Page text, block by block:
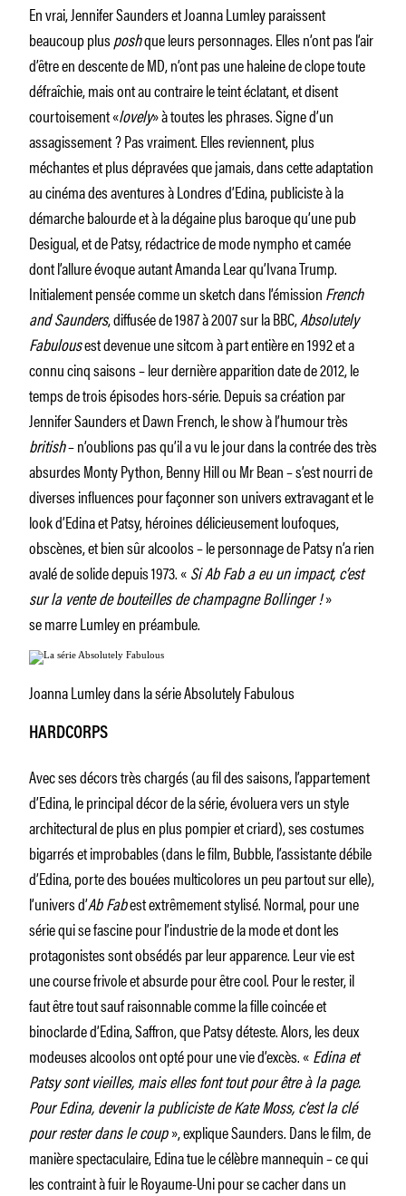
En vrai, Jennifer Saunders et Joanna Lumley paraissent
beaucoup plusposhque leurs personnages. Elles n’ont pas l’air
d’être en descente de MD, n’ont pas une haleine de clope toute
défraîchie, mais ont au contraire le teint éclatant, et disent
courtoisement «lovely» à toutes les phrases. Signe d’un
assagissement ? Pas vraiment. Elles reviennent, plus
méchantes et plus dépravées que jamais, dans cette adaptation
au cinéma des aventures à Londres d’Edina, publiciste à la
démarche balourde et à la dégaine plus baroque qu’une pub
Desigual, et de Patsy, rédactrice de mode nympho et camée
dont l’allure évoque autant Amanda Lear qu’Ivana Trump.
Initialement pensée comme un sketch dans l’émissionFrench
and Saunders, diffusée de 1987 à 2007 sur la BBC,Absolutely
Fabulousest devenue une sitcom à part entière en 1992 et a
connu cinq saisons – leur dernière apparition date de 2012, le
temps de trois épisodes hors-série. Depuis sa création par
Jennifer Saunders et Dawn French, le show à l’humour très
british– n’oublions pas qu’il a vu le jour dans la contrée des très
absurdes Monty Python, Benny Hill ou Mr Bean – s’est nourri de
diverses influences pour façonner son univers extravagant et le
look d’Edina et Patsy, héroines délicieusement loufoques,
obscènes, et bien sûr alcoolos – le personnage de Patsy n’a rien
avalé de solide depuis 1973. «Si Ab Fab a eu un impact, c’est
sur la vente de bouteilles de champagne Bollinger !»
se marre Lumley en préambule.
Joanna Lumley dans la série Absolutely Fabulous
HARDCORPS
Avec ses décors très chargés (au fil des saisons, l’appartement
d’Edina, le principal décor de la série, évoluera vers un style
architectural de plus en plus pompier et criard), ses costumes
bigarrés et improbables (dans le film, Bubble, l’assistante débile
d’Edina, porte des bouées multicolores un peu partout sur elle),
l’univers d’Ab Fabest extrêmement stylisé. Normal, pour une
série qui se fascine pour l’industrie de la mode et dont les
protagonistes sont obsédés par leur apparence. Leur vie est
une course frivole et absurde pour être cool. Pour le rester, il
faut être tout sauf raisonnable comme la fille coincée et
binoclarde d’Edina, Saffron, que Patsy déteste. Alors, les deux
modeuses alcoolos ont opté pour une vie d’excès. «Edina et
Patsy sont vieilles, mais elles font tout pour être à la page.
Pour Edina, devenir la publiciste de Kate Moss, c’est la clé
pour rester dans le coup», explique Saunders. Dans le film, de
manière spectaculaire, Edina tue le célèbre mannequin – ce qui
les contraint à fuir le Royaume-Uni pour se cacher dans un